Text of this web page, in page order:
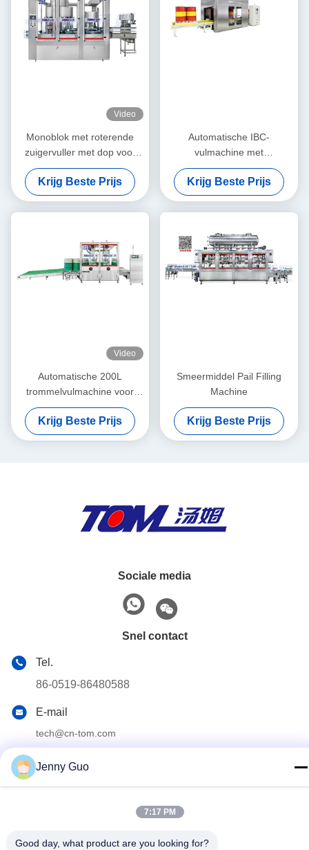
Video
Monoblok met roterende
zuigervuller met dop voor
smeerolie, smeerolie,
motorolie, koelvloeistof,
remvloeistof, enz.
Krijg Beste Prijs
Automatische IBC-
vulmachine met
smeermiddeltrommel
Krijg Beste Prijs
Video
Automatische 200L
trommelvulmachine voor
smeermiddelen, smeerolie,
olie
Krijg Beste Prijs
Smeermiddel Pail Filling
Machine
Krijg Beste Prijs
Sociale media
Snel contact
Tel.
86-0519-86480588
E-mail
tech@cn-tom.com
Adres
Privacybeleid|Sitemap
Jenny Guo
7:17 PM
Good day, what product are you looking for?